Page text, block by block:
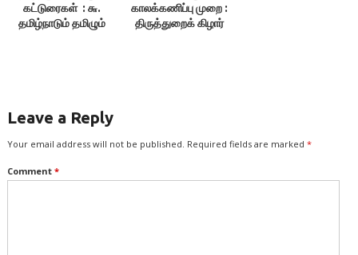
கட்டுரைகள் : ௬.
தமிழ்நாடும் தமிழும்
காலக்கணிப்பு முறை :
திருத்துறைக் கிழார்
Leave a Reply
Your email address will not be published. Required fields are marked *
Comment *